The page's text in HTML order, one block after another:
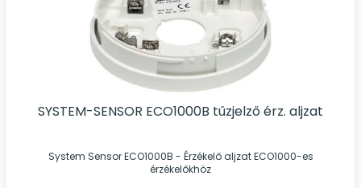
SYSTEM-SENSOR ECO1000B tűzjelző érz. aljzat
System Sensor ECO1000B - Érzékelő aljzat ECO1000-es
érzékelőkhöz